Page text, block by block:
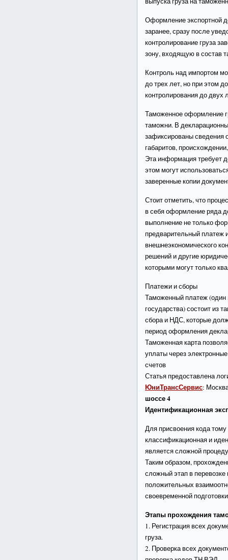
Оформление экспортной
заранее, сразу после
контролирование груза
зону, входящую в состав
Контроль над импортом
до трех лет, но при этом
контролирования до двух
Таможенное оформление
таможни. В
зафиксированы сведения
габаритов,
Эта информация требует
этом могут
заверенные копии
Стоит отметить, что
в себя оформление ряда
выполнение не только
предварительный платеж
внешнеэкономического
решений и другие
которыми могут только
Платежи и сборы
Таможенный платеж (один
государства) состоит из
сбора и НДС, которые
период оформления
Таможенная карта
уплаты через
счетов
Статья предоставлена
ЮниТрансСервис:
шоссе 4
Идентификационная
Для присвоения кода
классификационная и
является сложной
Таким образом,
сложный этап в перевозке
положительных
своевременной
Этапы прохождения
1. Регистрация всех
груза.
2. Проверка всех